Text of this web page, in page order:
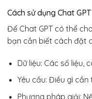
Cách sử dụng Chat
Để Chat GPT có thể
bạn cần biết cách đặt
Dữ liệu: Các số liệu,
Yêu cầu: Điều gì cần
Phương pháp giải: